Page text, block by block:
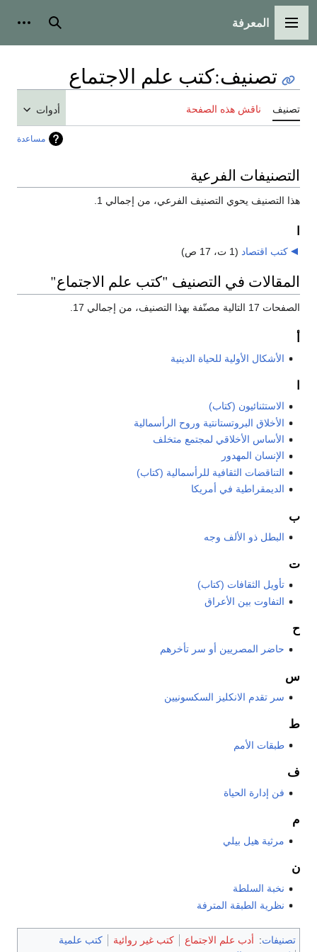
القائمة الرئيسية
المعرفة بحث
تصنيف:كتب علم الاجتماع
تصنيف ناقش هذه الصفحة أدوات
مساعدة
التصنيفات الفرعية
هذا التصنيف يحوي التصنيف الفرعي، من إجمالي 1.
كتب اقتصاد (1 ت، 17 ص)
المقالات في التصنيف "كتب علم الاجتماع"
الصفحات 17 التالية مصنّفة بهذا التصنيف، من إجمالي 17.
الأشكال الأولية للحياة الدينية
الاستثنائيون (كتاب)
الأخلاق البروتستانتية وروح الرأسمالية
الأساس الأخلاقي لمجتمع متخلف
الإنسان المهدور
التناقضات الثقافية للرأسمالية (كتاب)
الديمقراطية في أمريكا
ب
البطل ذو الألف وجه
ت
تأويل الثقافات (كتاب)
التفاوت بين الأعراق
ح
حاضر المصريين أو سر تأخرهم
س
سر تقدم الانكليز السكسونيين
ط
طبقات الأمم
ف
فن إدارة الحياة
م
مرثية هيل بيلي
ن
نخبة السلطة
نظرية الطبقة المترفة
تصنيفات: أدب علم الاجتماع كتب غير روائية
كتب علمية